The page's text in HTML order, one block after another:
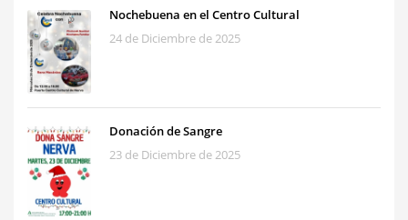
Nochebuena en el Centro Cultural
24 de Diciembre de 2025
Donación de Sangre
23 de Diciembre de 2025